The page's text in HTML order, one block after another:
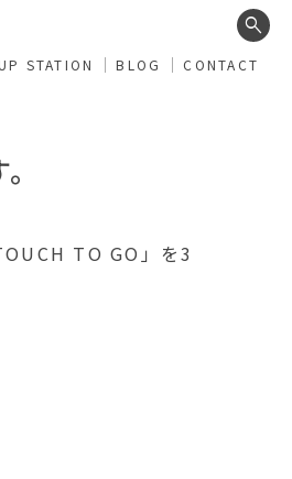
search
STATION BLOG CONTACT
TO GO」を3